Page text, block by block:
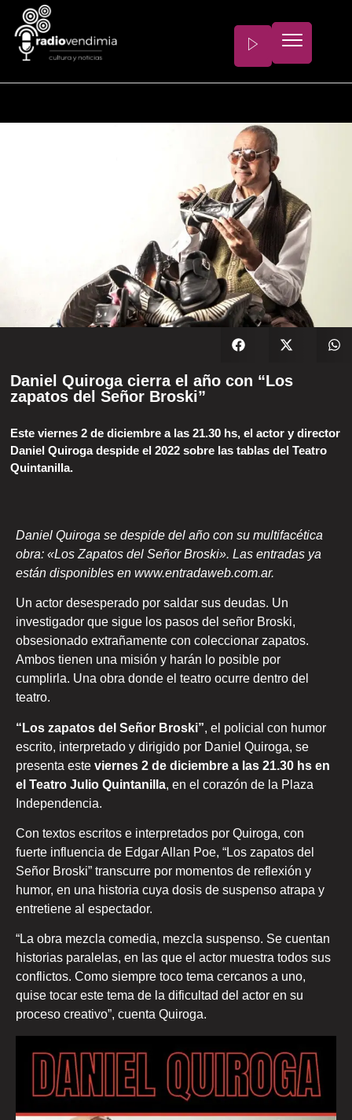
Daniel Quiroga cierra el año con “Los
zapatos del Señor Broski”
Este viernes 2 de diciembre a las 21.30 hs, el actor y director
Daniel Quiroga despide el 2022 sobre las tablas del Teatro
Quintanilla.
Daniel Quiroga se despide del año con su multifacética
obra: «Los Zapatos del Señor Broski». Las entradas ya
están disponibles en www.entradaweb.com.ar.
Un actor desesperado por saldar sus deudas. Un
investigador que sigue los pasos del señor Broski,
obsesionado extrañamente con coleccionar zapatos.
Ambos tienen una misión y harán lo posible por
cumplirla. Una obra donde el teatro ocurre dentro del
teatro.
“Los zapatos del Señor Broski”, el policial con humor
escrito, interpretado y dirigido por Daniel Quiroga, se
presenta este viernes 2 de diciembre a las 21.30 hs en
el Teatro Julio Quintanilla, en el corazón de la Plaza
Independencia.
Con textos escritos e interpretados por Quiroga, con
fuerte influencia de Edgar Allan Poe, “Los zapatos del
Señor Broski” transcurre por momentos de reflexión y
humor, en una historia cuya dosis de suspenso atrapa y
entretiene al espectador.
“La obra mezcla comedia, mezcla suspenso. Se cuentan
historias paralelas, en las que el actor muestra todos sus
conflictos. Como siempre toco tema cercanos a uno,
quise tocar este tema de la dificultad del actor en su
proceso creativo”, cuenta Quiroga.